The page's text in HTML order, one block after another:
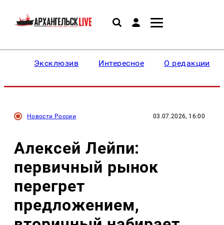
Эксклюзив Интересное О редакции
Новости России 03.07.2026, 16:00
Алексей Лейпи:
первичный рынок
перегрет
предложением,